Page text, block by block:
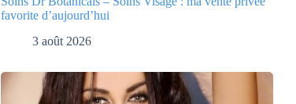
favorite d’aujourd’hui
3 août 2026